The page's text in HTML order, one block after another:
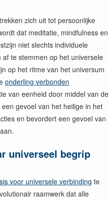
zich uit tot persoonlijke
dat meditatie, mindfulness en
niet slechts individuele
te stemmen op het universele
op het ritme van het universum
onderling verbonden
van eenheid door middel van de
gevoel van het heilige in het
en bevordert een gevoel van
universeel begrip
voor universele verbinding te
raamwerk dat alle